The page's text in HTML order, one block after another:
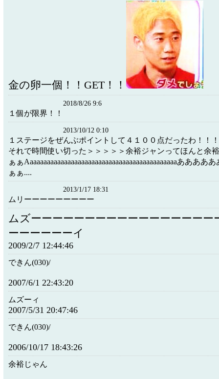
金の卵一個！！GET！！
2018/8/26 9:6
１個が限界！！
2013/10/12 0:10
１ステージをぜんぶポイントして４１００点だったわ！！！
それで時間使い切った＞＞＞＞＞余裕ジャンってほんと余
ぁぁAaaaaaaaaaaaaaaaaaaaaaaaaaaaaaaaaaaaaaaaaaaaあああ
ぁぁ....
2013/1/17 18:31
ムリーーーーーーーーー
ムズーーーーーーーーーーーーーーーーー
ーーーーーーイ
2009/2/7 12:44:46
できん(030)/
2007/6/1 22:43:20
ムズーィ
2007/5/31 20:47:46
できん(030)/
2006/10/17 18:43:26
余裕じゃん